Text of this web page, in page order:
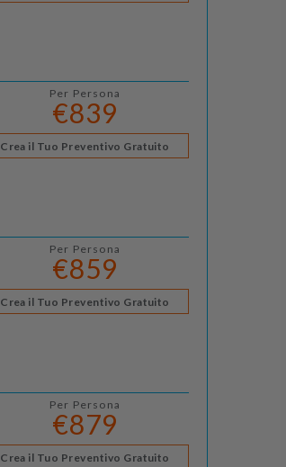
Per Persona
€839
Crea il Tuo Preventivo Gratuito
Per Persona
€859
Crea il Tuo Preventivo Gratuito
Per Persona
€879
Crea il Tuo Preventivo Gratuito